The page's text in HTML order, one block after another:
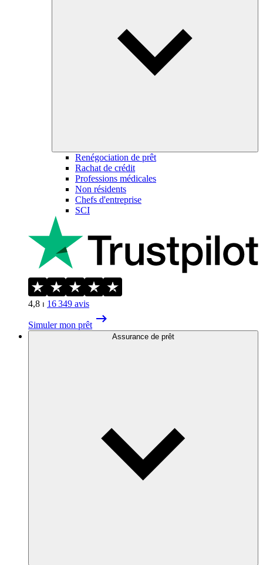
Renégociation de prêt
Rachat de crédit
Professions médicales
Non résidents
Chefs d'entreprise
SCI
4,8 ⏐ 16 349 avis
Simuler mon prêt
Assurance de prêt